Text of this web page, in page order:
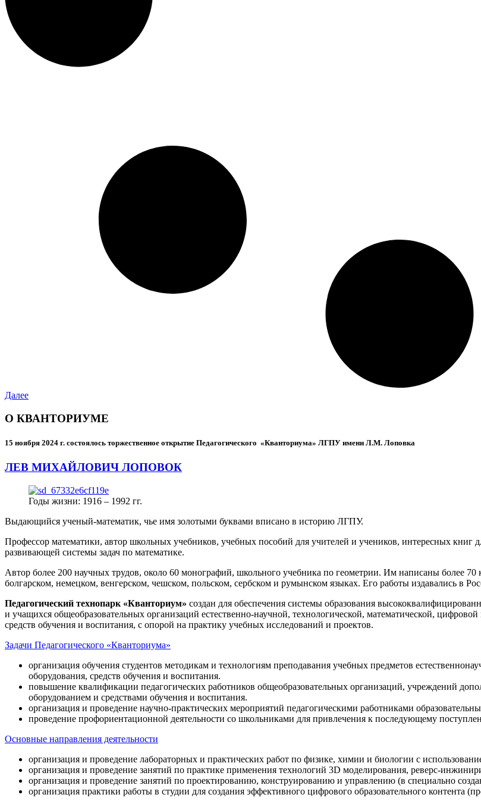
Далее
О КВАНТОРИУМЕ
15 ноября 2024 г. состоялось торжественное открытие Педагогического «Кванториума» ЛГПУ имени Л.М. Лоповка
ЛЕВ МИХАЙЛОВИЧ ЛОПОВОК
Годы жизни: 1916 – 1992 гг.
Выдающийся ученый-математик, чье имя золотыми буквами вписано в историю ЛГПУ.
Профессор математики, автор школьных учебников, учебных пособий для учителей и учеников, интересных книг
развивающей системы задач по математике.
Автор более 200 научных трудов, около 60 монографий, школьного учебника по геометрии. Им написаны более 70
болгарском, немецком, венгерском, чешском, польском, сербском и румынском языках. Его работы издавались в
Педагогический технопарк «Кванториум» создан для обеспечения системы образования
и учащихся общеобразовательных организаций естественно-научной, технологической, математической,
средств обучения и воспитания, с опорой на практику учебных исследований и проектов.
Задачи Педагогического «Кванториума»
организация обучения студентов методикам и технологиям преподавания учебных предметов
оборудования, средств обучения и воспитания.
повышение квалификации педагогических работников общеобразовательных организаций, учреждений
оборудованием и средствами обучения и воспитания.
организация и проведение научно-практических мероприятий педагогическими работниками
проведение профориентационной деятельности со школьниками для привлечения к последующему
Основные направления деятельности
организация и проведение лабораторных и практических работ по физике, химии и биологии с
организация и проведение занятий по практике применения технологий 3D моделирования, реверс-
организация и проведение занятий по проектированию, конструированию и управлению (в специально
организация практики работы в студии для создания эффективного цифрового образовательного